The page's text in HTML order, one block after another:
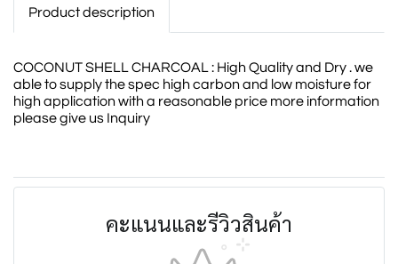
Product description
COCONUT SHELL CHARCOAL : High Quality and Dry . we
able to supply the spec high carbon and low moisture for
high application with a reasonable price more information
please give us Inquiry
คะแนนและรีวิวสินค้า